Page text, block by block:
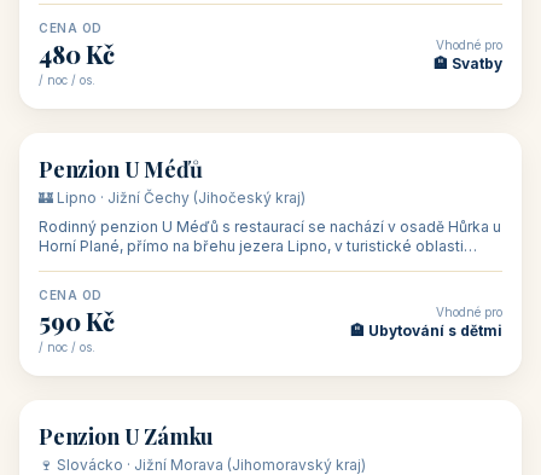
CENA OD
480 Kč
/ noc / os.
Vhodné pro
🏨 Svatby
🏡 penzion
Penzion U Méďů
🏰 Lipno · Jižní Čechy (Jihočeský kraj)
Rodinný penzion U Méďů s restaurací se nachází v osadě Hůrka u
Horní Plané, přímo na břehu jezera Lipno, v turistické oblasti
CENA OD
590 Kč
/ noc / os.
Vhodné pro
🏨 Ubytování s dětmi
🏡 penzion
Penzion U Zámku
🍷 Slovácko · Jižní Morava (Jihomoravský kraj)